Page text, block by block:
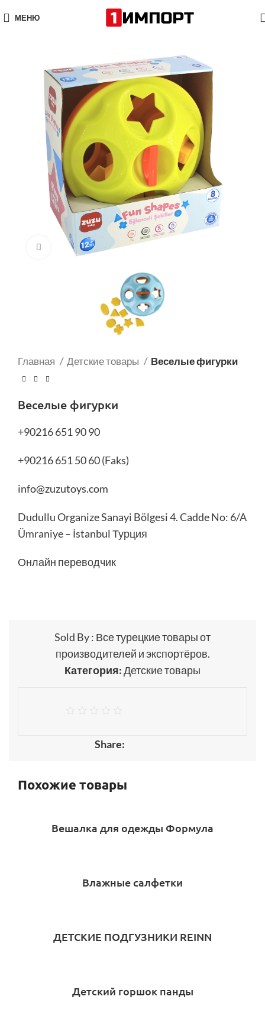
МЕНЮ
Нажмите, чтобы увеличить
Главная Детские товары Веселые фигурки
Веселые фигурки
+90216 651 90 90
+90216 651 50 60 (Faks)
info@zuzutoys.com
Dudullu Organize Sanayi Bölgesi 4. Cadde No: 6/A
Ümraniye – İstanbul Турция
Онлайн переводчик
Sold By : Все турецкие товары от
производителей и экспортёров.
Категория:Детские товары
Share:
Похожие товары
Вешалка для одежды Формула
Влажные салфетки
ДЕТСКИЕ ПОДГУЗНИКИ REINN
Детский горшок панды